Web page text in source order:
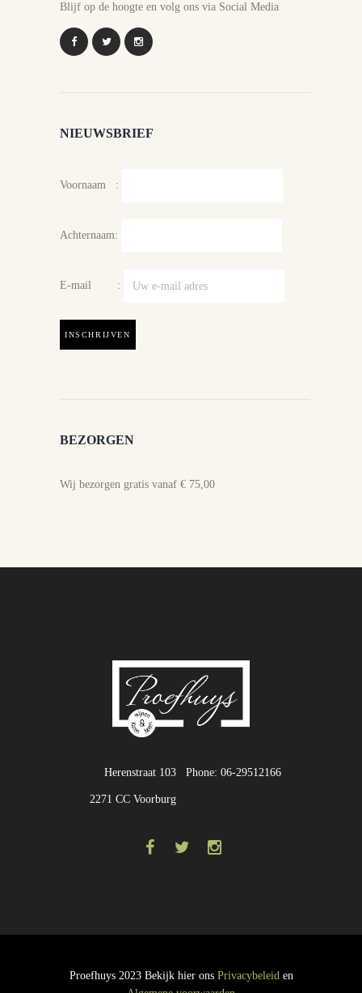
Blijf op de hoogte en volg ons via Social Media
NIEUWSBRIEF
Voornaam :
Achternaam:
E-mail :
BEZORGEN
Wij bezorgen gratis vanaf € 75,00
Phone: 06-29512166
Herenstraat 103
2271 CC Voorburg
Proefhuys 2023 Bekijk hier ons Privacybeleiden